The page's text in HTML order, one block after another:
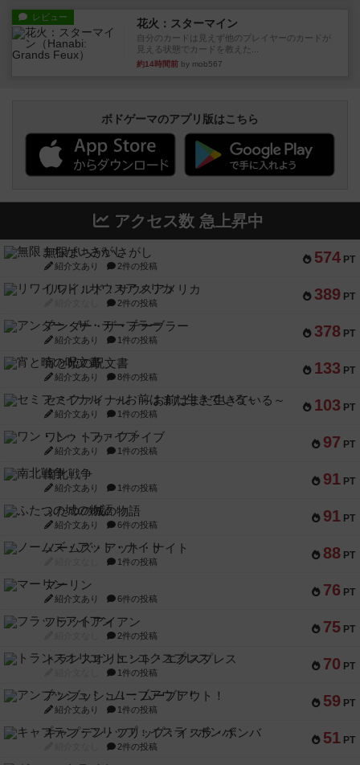
レビュー 花火：スターマイン
自分のカードは見えず他のプレイヤーのカードが
見える状態でカードを教えた...
約14時間前 by mob567
ボドゲーマのアプリ版はこちら
アクセス数 急上昇中
574 PT
無限まちがいさがし
紹介文あり 2件の投稿
389 PT
リワイルド：サウスアメリカ
2件の投稿
378 PT
アンダー・ザ・テーブラー
紹介文あり 1件の投稿
133 PT
宵と暁の呪文書
紹介文あり 8件の投稿
103 PT
セミファイナル ～お前はまだ生きている～
紹介文あり 1件の投稿
97 PT
ワン・トゥ・ファイブ
紹介文あり 1件の投稿
91 PT
南北戦争
紹介文あり 1件の投稿
91 PT
ふたつの城の物語
紹介文あり 6件の投稿
88 PT
ノームズ・アット・ナイト
1件の投稿
76 PT
マーリン
紹介文あり 6件の投稿
75 PT
フラットアイアン
2件の投稿
70 PT
トランスオリエント・エクスプレス
1件の投稿
59 PT
アンブッシュ！：ムーブアウト！
紹介文あり 1件の投稿
51 PT
キャプテン・フリップ：イスラ・ボンバ
2件の投稿